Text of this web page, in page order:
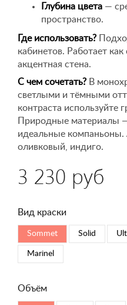
Глубина цвета —
пространство.
Где использовать?
кабинетов. Работает
акцентная стена.
С чем сочетать? В
светлыми и тёмными
контраста используйте
Природные материалы
идеальные компаньоны.
оливковый, индиго.
3 230 руб
Вид краски
Sommet Solid
Marinel
Объём